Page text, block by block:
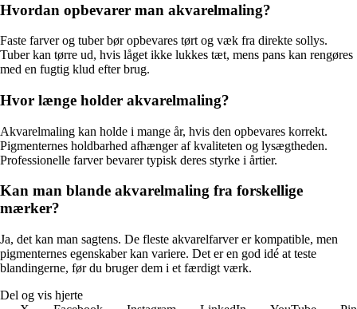
Hvordan opbevarer man akvarelmaling?
Faste farver og tuber bør opbevares tørt og væk fra direkte sollys.
Tuber kan tørre ud, hvis låget ikke lukkes tæt, mens pans kan rengøres
med en fugtig klud efter brug.
Hvor længe holder akvarelmaling?
Akvarelmaling kan holde i mange år, hvis den opbevares korrekt.
Pigmenternes holdbarhed afhænger af kvaliteten og lysægtheden.
Professionelle farver bevarer typisk deres styrke i årtier.
Kan man blande akvarelmaling fra forskellige
mærker?
Ja, det kan man sagtens. De fleste akvarelfarver er kompatible, men
pigmenternes egenskaber kan variere. Det er en god idé at teste
blandingerne, før du bruger dem i et færdigt værk.
Del og vis hjerte